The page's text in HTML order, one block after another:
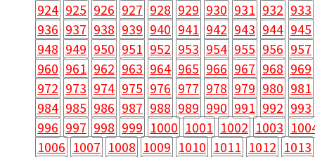
924 925 926 927 928 929 930 931 932 933
936 937 938 939 940 941 942 943 944 945
948 949 950 951 952 953 954 955 956 957
960 961 962 963 964 965 966 967 968 969
972 973 974 975 976 977 978 979 980 981
984 985 986 987 988 989 990 991 992 993
996 997 998 999 1000 1001 1002 1003
1006 1007 1008 1009 1010 1011 1012 1013